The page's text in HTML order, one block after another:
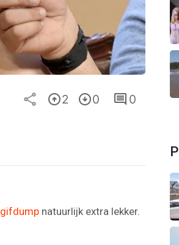
2 0 0
gifdump natuurlijk extra lekker.